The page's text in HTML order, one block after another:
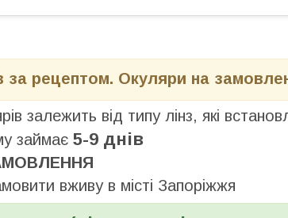
за рецептом. Окуляри на
залежить від типу лінз, які
займає 5-9 днів
вживу в місті Запоріжжя